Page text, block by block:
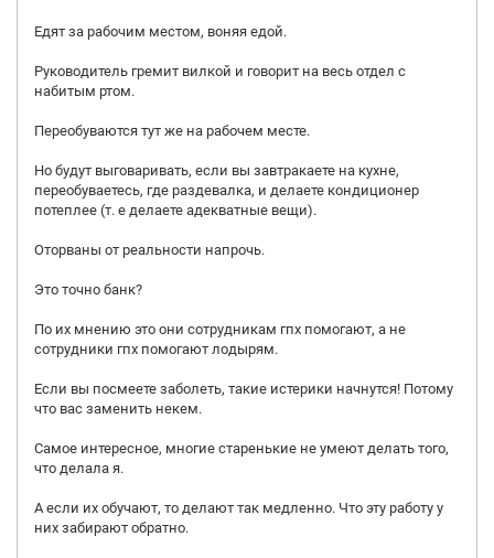
Едят за рабочим местом, воняя едой.
Руководитель гремит вилкой и говорит на весь отдел с
набитым ртом.
Переобуваются тут же на рабочем месте.
Но будут выговаривать, если вы завтракаете на кухне,
переобуваетесь, где раздевалка, и делаете кондиционер
потеплее (т. е делаете адекватные вещи).
Оторваны от реальности напрочь.
Это точно банк?
По их мнению это они сотрудникам гпх помогают, а не
сотрудники гпх помогают лодырям.
Если вы посмеете заболеть, такие истерики начнутся! Потому
что вас заменить некем.
Самое интересное, многие старенькие не умеют делать того,
что делала я.
А если их обучают, то делают так медленно. Что эту работу у
них забирают обратно.